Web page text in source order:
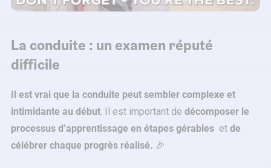
La conduite : un examen réputé
difficile
Il est vrai que la conduite peut sembler complexe et
intimidante au début. Il est important de décomposer le
processus d’apprentissage en étapes gérables et de
célébrer chaque progrès réalisé. 🎉